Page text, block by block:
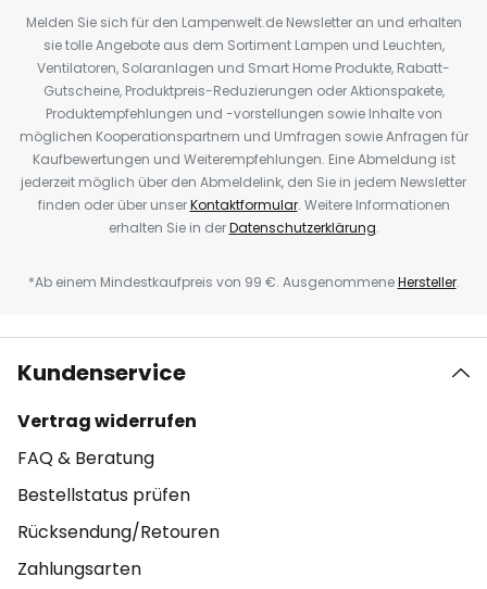
Melden Sie sich für den Lampenwelt.de Newsletter an und erhalten
sie tolle Angebote aus dem Sortiment Lampen und Leuchten,
Ventilatoren, Solaranlagen und Smart Home Produkte, Rabatt-
Gutscheine, Produktpreis-Reduzierungen oder Aktionspakete,
Produktempfehlungen und -vorstellungen sowie Inhalte von
möglichen Kooperationspartnern und Umfragen sowie Anfragen für
Kaufbewertungen und Weiterempfehlungen. Eine Abmeldung ist
jederzeit möglich über den Abmeldelink, den Sie in jedem Newsletter
finden oder über unserKontaktformular. Weitere Informationen
erhalten Sie in derDatenschutzerklärung.
*Ab einem Mindestkaufpreis von 99 €. AusgenommeneHersteller.
Kundenservice
Vertrag widerrufen
FAQ & Beratung
Bestellstatus prüfen
Rücksendung/Retouren
Zahlungsarten